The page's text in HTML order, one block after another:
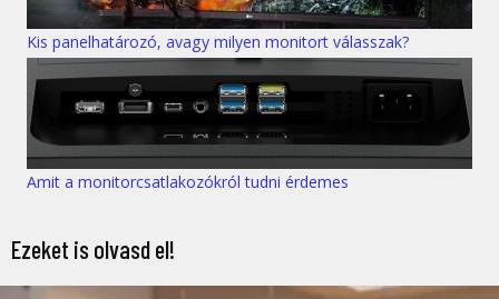
Kis panelhatározó, avagy milyen monitort válasszak?
Amit a monitorcsatlakozókról tudni érdemes
Ezeket is olvasd el!